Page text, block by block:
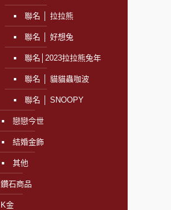
聯名 │ 拉拉熊
聯名 │ 好想兔
聯名│2023拉拉熊兔年
聯名 │ 貓貓蟲咖波
聯名 │ SNOOPY
戀戀今世
結婚金飾
其他
鑽石商品
K金